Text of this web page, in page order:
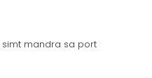
mandra sa port